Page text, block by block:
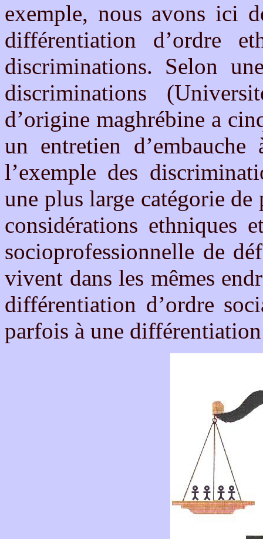
exemple, nous avons ici
différentiation d’ordre
discriminations. Selon
discriminations
d’origine maghrébine a
un entretien
l’exemple des
une plus large catégorie
considérations ethniques
socioprofessionnelle de
vivent dans les mêmes
différentiation d’ordre
parfois à une